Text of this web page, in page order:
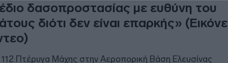
δασοπροστασίας με ευθύνη του
διότι δεν είναι επαρκής»
112 Πτέρυγα Μάχης στην Αεροπορική Βάση Ελευσίνας